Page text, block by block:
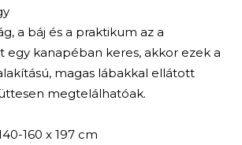
a báj és a praktikum az a
egy kanapéban keres, akkor ezek a
magas lábakkal ellátott
megtelálhatóak.
160 x 197 cm